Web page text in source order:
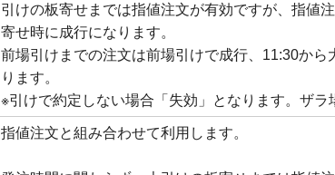
引けの板寄せまでは指値注文が有効ですが、指値
寄せ時に成行になります。
前場引けまでの注文は前場引けで成行、11:30か
ります。
※引けで約定しない場合「失効」となります。ザラ
指値注文と組み合わせて利用します。